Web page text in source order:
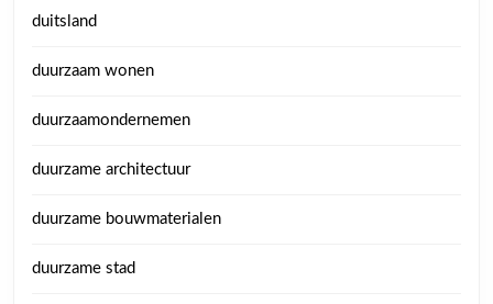
duitsland
duurzaam wonen
duurzaamondernemen
duurzame architectuur
duurzame bouwmaterialen
duurzame stad